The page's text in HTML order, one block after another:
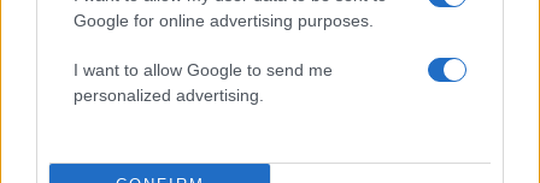
Google for online advertising purposes.
I want to allow Google to send me
personalized advertising.
Πιο δημοφιλή
Έφυγαν οι συνεργάτες, μένει η Μαρία